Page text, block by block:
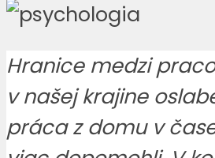
Hranice medzi
v našej krajine
práca z domu v